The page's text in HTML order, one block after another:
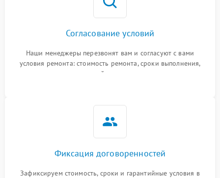
Согласование условий
Наши менеджеры перезвонят вам и согласуют с вами
условия ремонта: стоимость ремонта, сроки выполнения,
гарантийные условия
Фиксация договоренностей
Зафиксируем стоимость, сроки и гарантийные условия в